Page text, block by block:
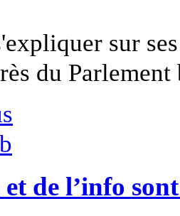
sur
du
de l’info